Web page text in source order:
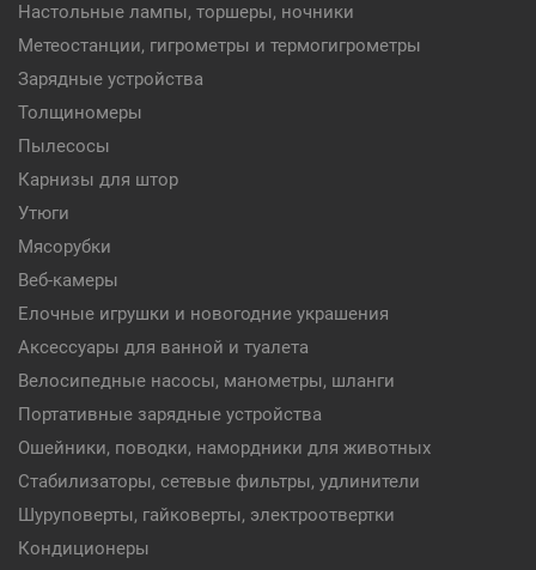
Настольные лампы, торшеры, ночники
Метеостанции, гигрометры и термогигрометры
Зарядные устройства
Толщиномеры
Пылесосы
Карнизы для штор
Утюги
Мясорубки
Веб-камеры
Елочные игрушки и новогодние украшения
Аксессуары для ванной и туалета
Велосипедные насосы, манометры, шланги
Портативные зарядные устройства
Ошейники, поводки, намордники для животных
Стабилизаторы, сетевые фильтры, удлинители
Шуруповерты, гайковерты, электроотвертки
Кондиционеры